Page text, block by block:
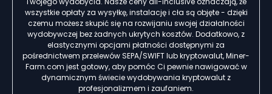
wszystkie opłaty za wysyłkę, instalację i cła są objęte - dzięki
czemu możesz skupić się na rozwijaniu swojej działalności
wydobywczej bez żadnych ukrytych kosztów. Dodatkowo, z
elastycznymi opcjami płatności dostępnymi za
pośrednictwem przelewów SEPA/SWIFT lub kryptowalut, Miner-
Farm.com jest gotowy, aby pomóc Ci pewnie nawigować w
dynamicznym świecie wydobywania kryptowalut z
profesjonalizmem i zaufaniem.